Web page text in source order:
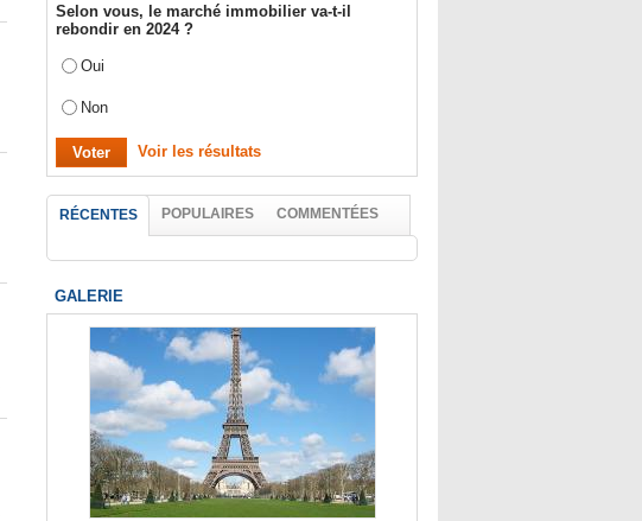
Selon vous, le marché immobilier va-t-il
rebondir en 2024 ?
Oui
Non
Voir les résultats
RÉCENTES POPULAIRES COMMENTÉES
GALERIE